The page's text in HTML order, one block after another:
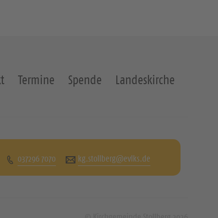
Termine Spende Landeskirche
037296 7070 kg.stollberg@evlks.de